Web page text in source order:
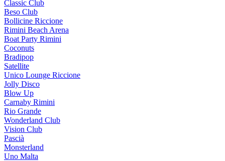
Classic Club
Beso Club
Bollicine Riccione
Rimini Beach Arena
Boat Party Rimini
Coconuts
Bradipop
Satellite
Unico Lounge Riccione
Jolly Disco
Blow Up
Carnaby Rimini
Rio Grande
Wonderland Club
Vision Club
Pascià
Monsterland
Uno Malta